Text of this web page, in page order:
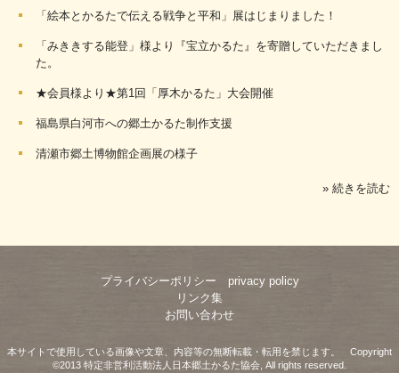
「絵本とかるたで伝える戦争と平和」展はじまりました！
「みききする能登」様より『宝立かるた』を寄贈していただきまし
た。
★会員様より★第1回「厚木かるた」大会開催
福島県白河市への郷土かるた制作支援
清瀬市郷土博物館企画展の様子
» 続きを読む
プライバシーポリシー privacy policy
リンク集
お問い合わせ
本サイトで使用している画像や文章、内容等の無断転載・転用を禁じます。 Copyright
©2013 特定非営利活動法人日本郷土かるた協会, All rights reserved.